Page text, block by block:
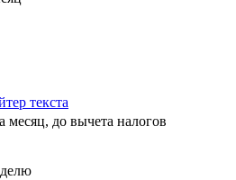
текста
месяц, до вычета налогов